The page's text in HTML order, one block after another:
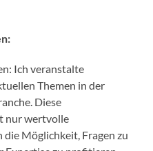
Ich veranstalte
Themen in der
Diese
nur wertvolle
Möglichkeit, Fragen zu